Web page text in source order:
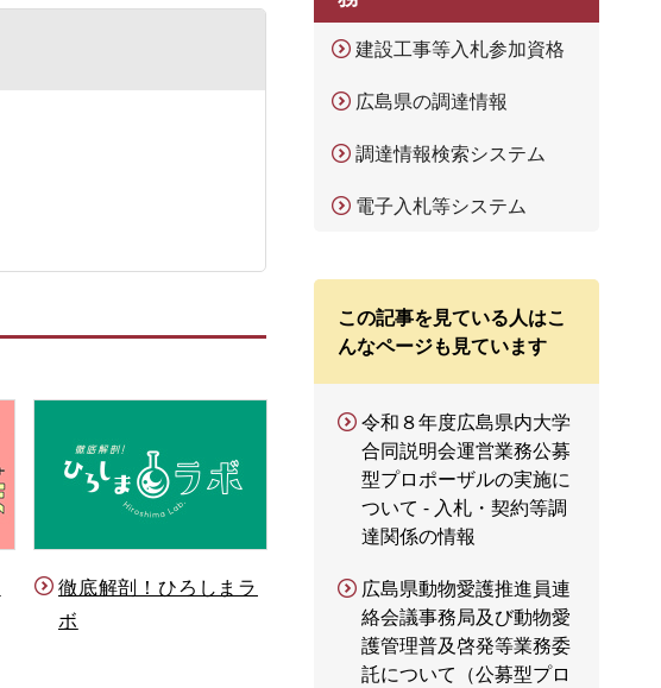
徹底解剖！ひろしまラ
ボ
建設工事等入札参加資格
広島県の調達情報
調達情報検索システム
電子入札等システム
この記事を見ている人はこ
んなページも見ています
令和８年度広島県内大学
合同説明会運営業務公募
型プロポーザルの実施に
ついて - 入札・契約等調
達関係の情報
広島県動物愛護推進員連
絡会議事務局及び動物愛
護管理普及啓発等業務委
託について（公募型プロ